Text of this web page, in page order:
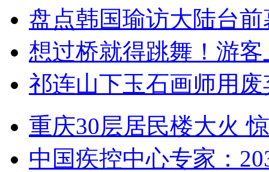
盘点韩国瑜访大陆台
想过桥就得跳舞！游客
祁连山下玉石画师用
重庆30层居民楼大火
中国疾控中心专家：